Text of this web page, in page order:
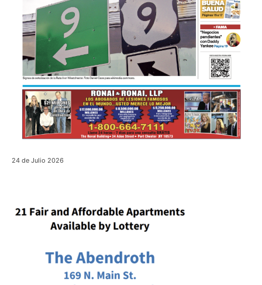
24 de Julio 2026